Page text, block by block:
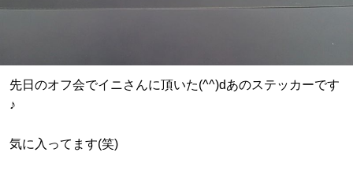
先日のオフ会でイニさんに頂いた(^^)dあのステッカーです
♪
気に入ってます(笑)